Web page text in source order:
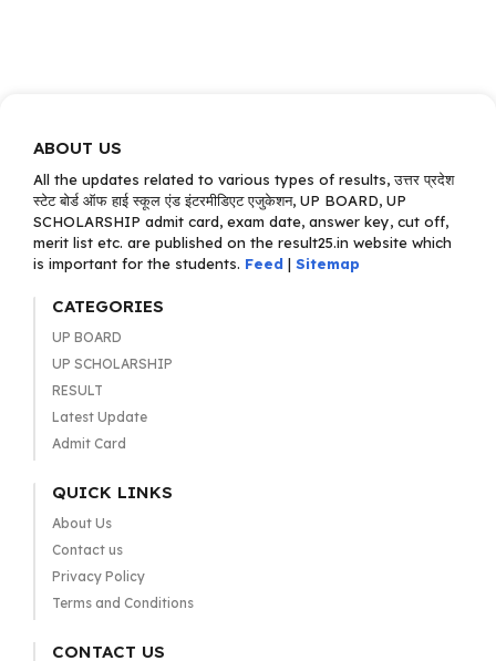
ABOUT US
All the updates related to various types of results, उत्तर प्रदेश
स्टेट बोर्ड ऑफ हाई स्कूल एंड इंटरमीडिएट एजुकेशन, UP BOARD, UP
SCHOLARSHIP admit card, exam date, answer key, cut off,
merit list etc. are published on the result25.in website which
is important for the students. Feed | Sitemap
CATEGORIES
UP BOARD
UP SCHOLARSHIP
RESULT
Latest Update
Admit Card
QUICK LINKS
About Us
Contact us
Privacy Policy
Terms and Conditions
CONTACT US